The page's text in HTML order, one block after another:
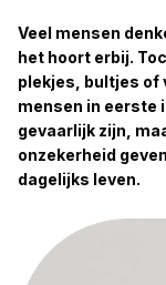
Veel mensen
het hoort erbij.
plekjes, bultjes of
mensen in eerste
gevaarlijk zijn,
onzekerheid
dagelijks leven.